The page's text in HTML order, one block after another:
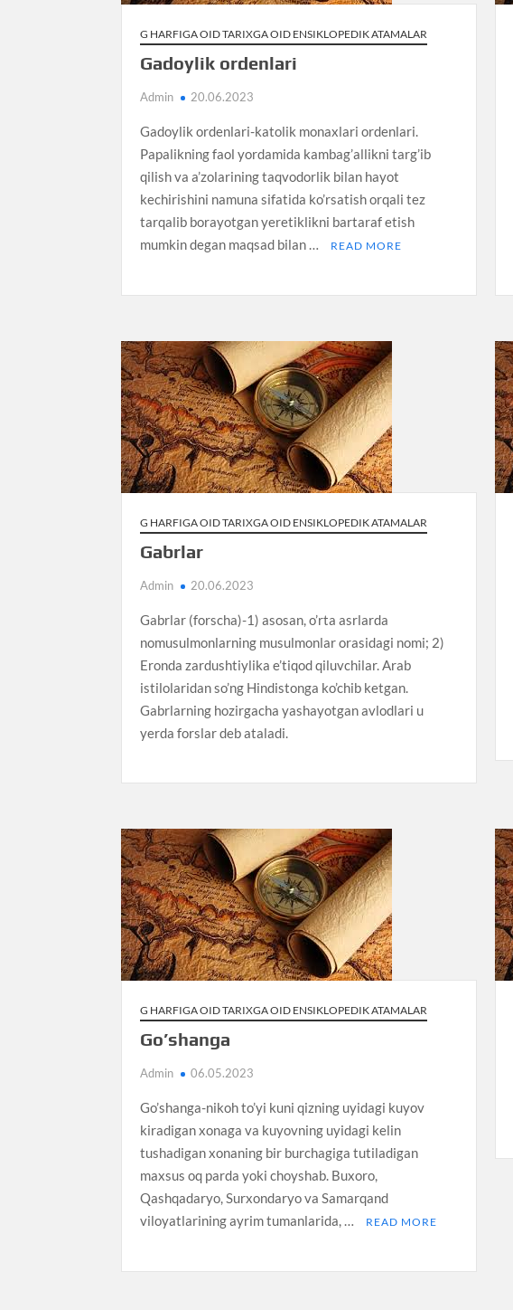
G HARFIGA OID TARIXGA OID ENSIKLOPEDIK ATAMALAR
Gadoylik ordenlari
Admin 20.06.2023
Gadoylik ordenlari-katolik monaxlari ordenlari.
Papalikning faol yordamida kambag’allikni targ’ib
qilish va a’zolarining taqvodorlik bilan hayot
kechirishini namuna sifatida ko’rsatish orqali tez
tarqalib borayotgan yeretiklikni bartaraf etish
mumkin degan maqsad bilan …
READ MORE
G HARFIGA OID TARIXGA OID ENSIKLOPEDIK ATAMALAR
Gabrlar
Admin 20.06.2023
Gabrlar (forscha)-1) asosan, o’rta asrlarda
nomusulmonlarning musulmonlar orasidagi nomi; 2)
Eronda zardushtiylika e’tiqod qiluvchilar. Arab
istilolaridan so’ng Hindistonga ko’chib ketgan.
Gabrlarning hozirgacha yashayotgan avlodlari u
yerda forslar deb ataladi.
G HARFIGA OID TARIXGA OID ENSIKLOPEDIK ATAMALAR
Go’shanga
Admin 06.05.2023
Go’shanga-nikoh to’yi kuni qizning uyidagi kuyov
kiradigan xonaga va kuyovning uyidagi kelin
tushadigan xonaning bir burchagiga tutiladigan
maxsus oq parda yoki choyshab. Buxoro,
Qashqadaryo, Surxondaryo va Samarqand
viloyatlarining ayrim tumanlarida, …
READ MORE